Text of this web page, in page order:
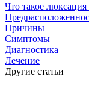
Что такое люксация
Причины
Симптомы
Диагностика
Лечение
Другие статьи